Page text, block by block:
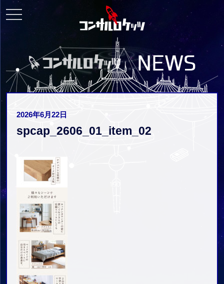
toggle
navigation
2026年6月22日
spcap_2606_01_item_02